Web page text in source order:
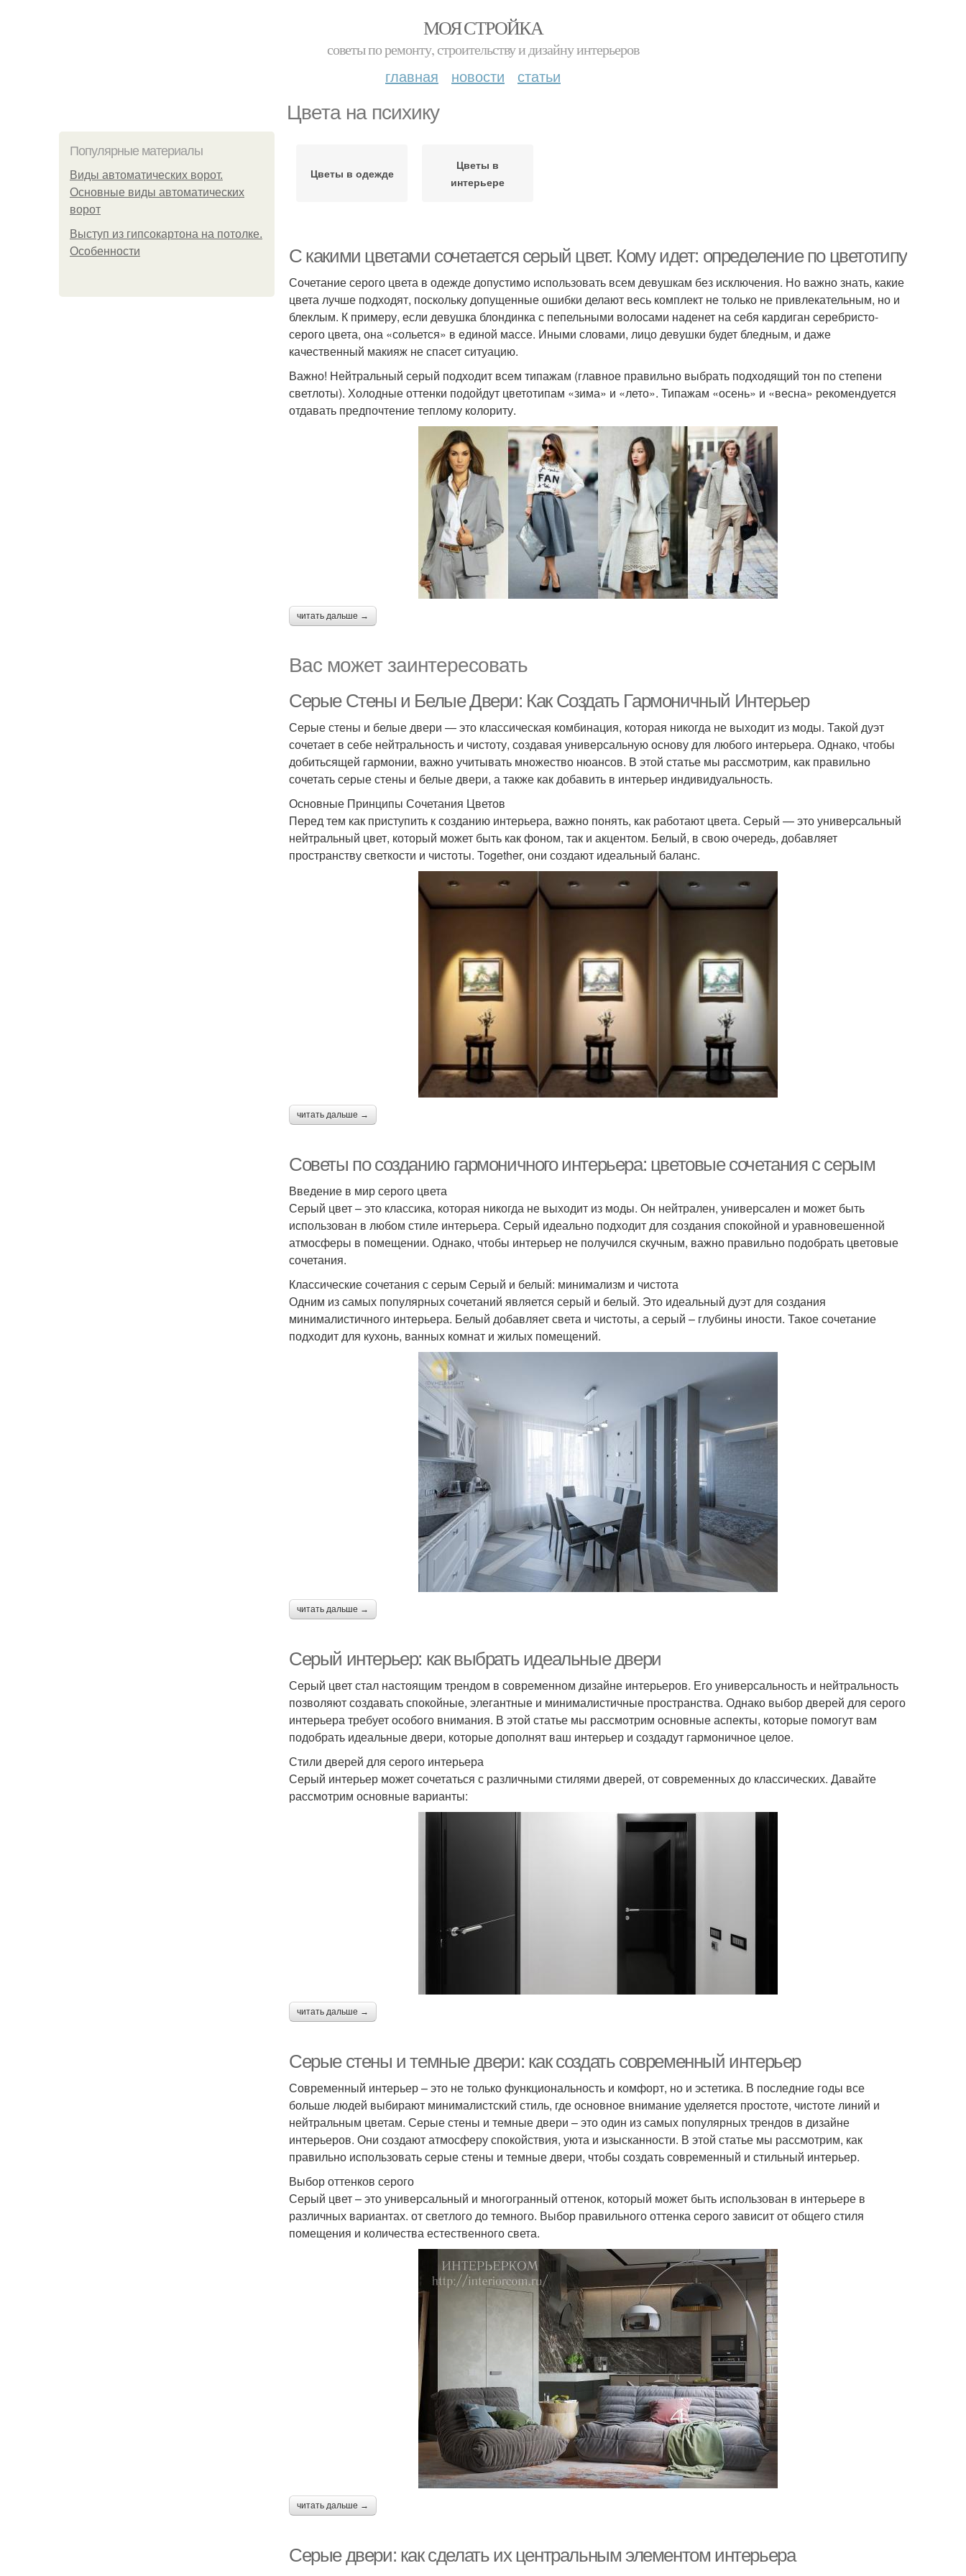
МОЯ СТРОЙКА
советы по ремонту, строительству и дизайну интерьеров
главная новости статьи
Цвета на психику
Популярные материалы
Виды автоматических ворот.
Основные виды автоматических
ворот
Выступ из гипсокартона на потолке.
Особенности
Цветы в одежде
Цветы в
интерьере
С какими цветами сочетается серый цвет. Кому идет: определение по цветотипу
Сочетание серого цвета в одежде допустимо использовать всем девушкам без исключения. Но важно знать, какие
цвета лучше подходят, поскольку допущенные ошибки делают весь комплект не только не привлекательным, но и
блеклым. К примеру, если девушка блондинка с пепельными волосами наденет на себя кардиган серебристо-
серого цвета, она «сольется» в единой массе. Иными словами, лицо девушки будет бледным, и даже
качественный макияж не спасет ситуацию.
Важно! Нейтральный серый подходит всем типажам (главное правильно выбрать подходящий тон по степени
светлоты). Холодные оттенки подойдут цветотипам «зима» и «лето». Типажам «осень» и «весна» рекомендуется
отдавать предпочтение теплому колориту.
читать дальше →
Вас может заинтересовать
Серые Стены и Белые Двери: Как Создать Гармоничный Интерьер
Серые стены и белые двери — это классическая комбинация, которая никогда не выходит из моды. Такой дуэт
сочетает в себе нейтральность и чистоту, создавая универсальную основу для любого интерьера. Однако, чтобы
добитьсящей гармонии, важно учитывать множество нюансов. В этой статье мы рассмотрим, как правильно
сочетать серые стены и белые двери, а также как добавить в интерьер индивидуальность.
Основные Принципы Сочетания Цветов
Перед тем как приступить к созданию интерьера, важно понять, как работают цвета. Серый — это универсальный
нейтральный цвет, который может быть как фоном, так и акцентом. Белый, в свою очередь, добавляет
пространству светкости и чистоты. Together, они создают идеальный баланс.
читать дальше →
Советы по созданию гармоничного интерьера: цветовые сочетания с серым
Введение в мир серого цвета
Серый цвет – это классика, которая никогда не выходит из моды. Он нейтрален, универсален и может быть
использован в любом стиле интерьера. Серый идеально подходит для создания спокойной и уравновешенной
атмосферы в помещении. Однако, чтобы интерьер не получился скучным, важно правильно подобрать цветовые
сочетания.
Классические сочетания с серым Серый и белый: минимализм и чистота
Одним из самых популярных сочетаний является серый и белый. Это идеальный дуэт для создания
минималистичного интерьера. Белый добавляет света и чистоты, а серый – глубины иности. Такое сочетание
подходит для кухонь, ванных комнат и жилых помещений.
читать дальше →
Серый интерьер: как выбрать идеальные двери
Серый цвет стал настоящим трендом в современном дизайне интерьеров. Его универсальность и нейтральность
позволяют создавать спокойные, элегантные и минималистичные пространства. Однако выбор дверей для серого
интерьера требует особого внимания. В этой статье мы рассмотрим основные аспекты, которые помогут вам
подобрать идеальные двери, которые дополнят ваш интерьер и создадут гармоничное целое.
Стили дверей для серого интерьера
Серый интерьер может сочетаться с различными стилями дверей, от современных до классических. Давайте
рассмотрим основные варианты:
читать дальше →
Серые стены и темные двери: как создать современный интерьер
Современный интерьер – это не только функциональность и комфорт, но и эстетика. В последние годы все
больше людей выбирают минималистский стиль, где основное внимание уделяется простоте, чистоте линий и
нейтральным цветам. Серые стены и темные двери – это один из самых популярных трендов в дизайне
интерьеров. Они создают атмосферу спокойствия, уюта и изысканности. В этой статье мы рассмотрим, как
правильно использовать серые стены и темные двери, чтобы создать современный и стильный интерьер.
Выбор оттенков серого
Серый цвет – это универсальный и многогранный оттенок, который может быть использован в интерьере в
различных вариантах. от светлого до темного. Выбор правильного оттенка серого зависит от общего стиля
помещения и количества естественного света.
читать дальше →
Серые двери: как сделать их центральным элементом интерьера